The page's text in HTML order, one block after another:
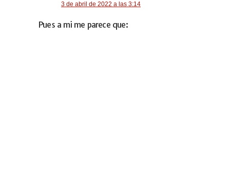
3 de abril de 2022 a las 3:14
Pues a mi me parece que: